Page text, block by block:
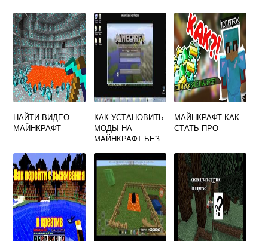
НАЙТИ ВИДЕО
МАЙНКРАФТ
КАК УСТАНОВИТЬ
МОДЫ НА
МАЙНКРАФТ БЕЗ
МАЙНКРАФТ КАК
СТАТЬ ПРО